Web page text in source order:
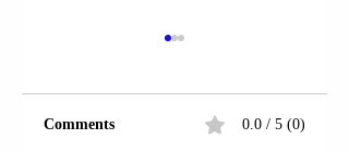
Comments 0.0 / 5 (0)